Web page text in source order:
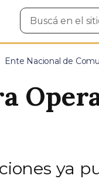
Buscar
en
Ente Nacional de
ya